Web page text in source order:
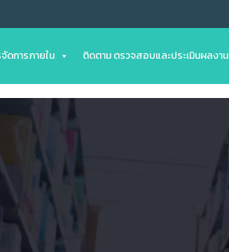
ดการภายใน ติดตาม ตรวจสอบและประเมินผลงาน